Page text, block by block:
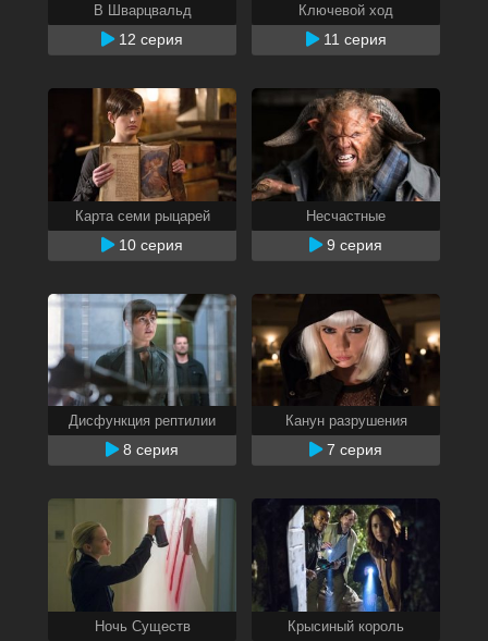
В Шварцвальд
12 серия
Ключевой ход
11 серия
Карта семи рыцарей
10 серия
Несчастные
9 серия
Дисфункция рептилии
8 серия
Канун разрушения
7 серия
Ночь Существ Крысиный король